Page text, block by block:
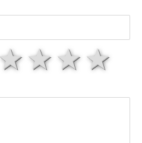
4
3
2 hviezdy
1 hviezda